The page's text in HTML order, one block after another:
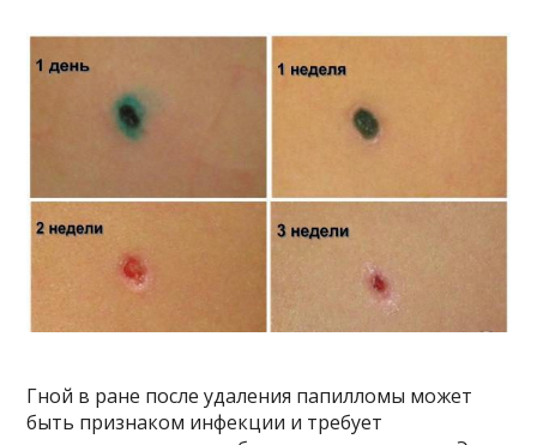
Гной в ране после удаления папилломы может
быть признаком инфекции и требует